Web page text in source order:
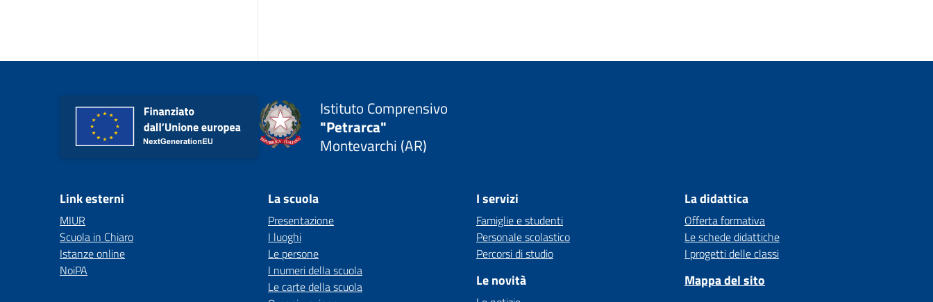
Istituto Comprensivo
"Petrarca"
Montevarchi (AR)
Link esterni
MIUR
Scuola in Chiaro
Istanze online
NoiPA
La scuola
Presentazione
I luoghi
Le persone
I numeri della scuola
Le carte della scuola
I servizi
Famiglie e studenti
Personale scolastico
Percorsi di studio
Le novità
La didattica
Offerta formativa
Le schede didattiche
I progetti delle classi
Mappa del sito